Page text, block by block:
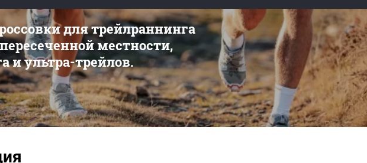
для трейлраннинга
местности,
и ультра-трейлов.